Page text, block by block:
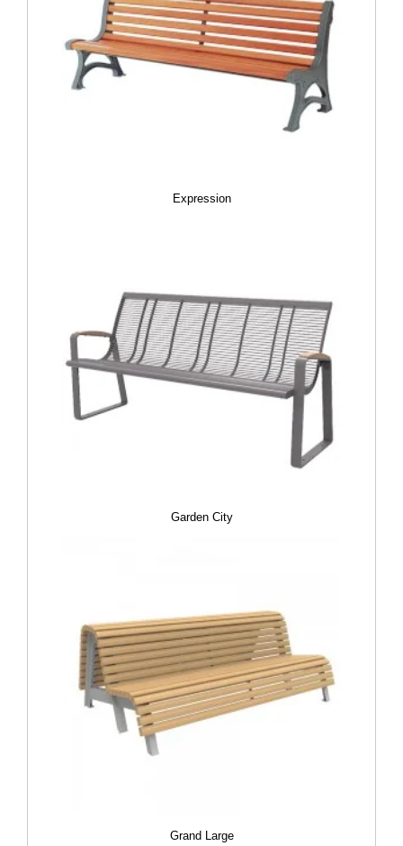
Expression
Garden City
Grand Large